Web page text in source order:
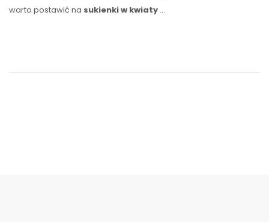
warto postawić na sukienki w kwiaty …